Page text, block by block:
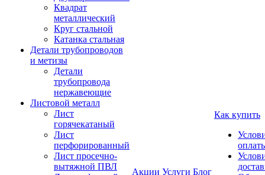
Квадрат
металлический
Круг стальной
Катанка стальная
Детали трубопроводов
и метизы
Детали
трубопровода
нержавеющие
Листовой металл
Лист
горячекатаный
Лист
перфорированный
Лист просечно-
вытяжной ПВЛ
Акции Услуги Блог
Как купить